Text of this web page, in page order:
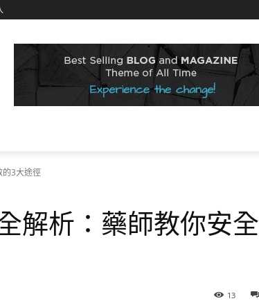
的3大途徑
解析：藥師教你安全
13